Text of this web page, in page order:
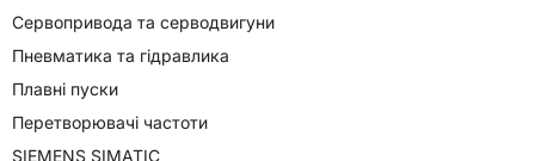
Сервопривода та серводвигуни
Пневматика та гідравлика
Плавні пуски
Перетворювачі частоти
SIEMENS SIMATIC